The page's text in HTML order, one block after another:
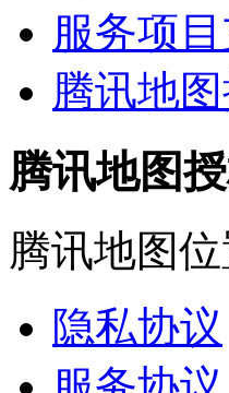
服务项
腾讯地
腾讯地图
腾讯地图
隐私协议